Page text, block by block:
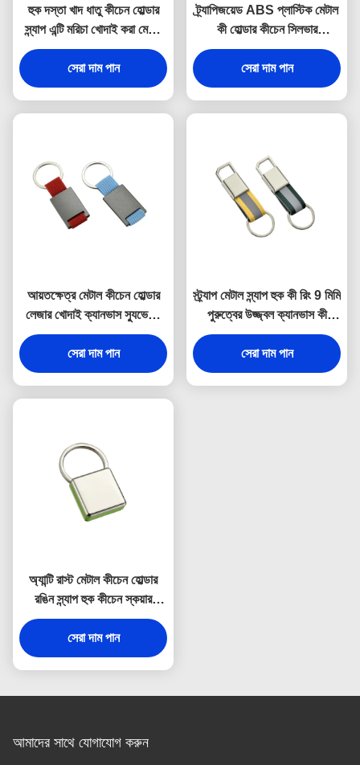
হুক দস্তা খাদ ধাতু কীচেন হোল্ডার
স্ন্যাপ এন্টি মরিচা খোদাই করা মেটাল
কীরিং
সেরা দাম পান
ট্র্যাপিজয়েড ABS প্লাস্টিক মেটাল
কী হোল্ডার কীচেন সিলভার
ইলেক্ট্রোপ্লেটিং
সেরা দাম পান
আয়তক্ষেত্র মেটাল কীচেন হোল্ডার
লেজার খোদাই ক্যানভাস স্যুভেনির
উপহার
সেরা দাম পান
স্ট্র্যাপ মেটাল স্ন্যাপ হুক কী রিং 9 মিমি
পুরুত্বের উজ্জ্বল ক্যানভাস কী
হোল্ডার স্যুভেনির
সেরা দাম পান
অ্যান্টি রাস্ট মেটাল কীচেন হোল্ডার
রঙিন স্ন্যাপ হুক কীচেন স্কয়ার
প্লাস্টিক
সেরা দাম পান
আমাদের সাথে যোগাযোগ করুন